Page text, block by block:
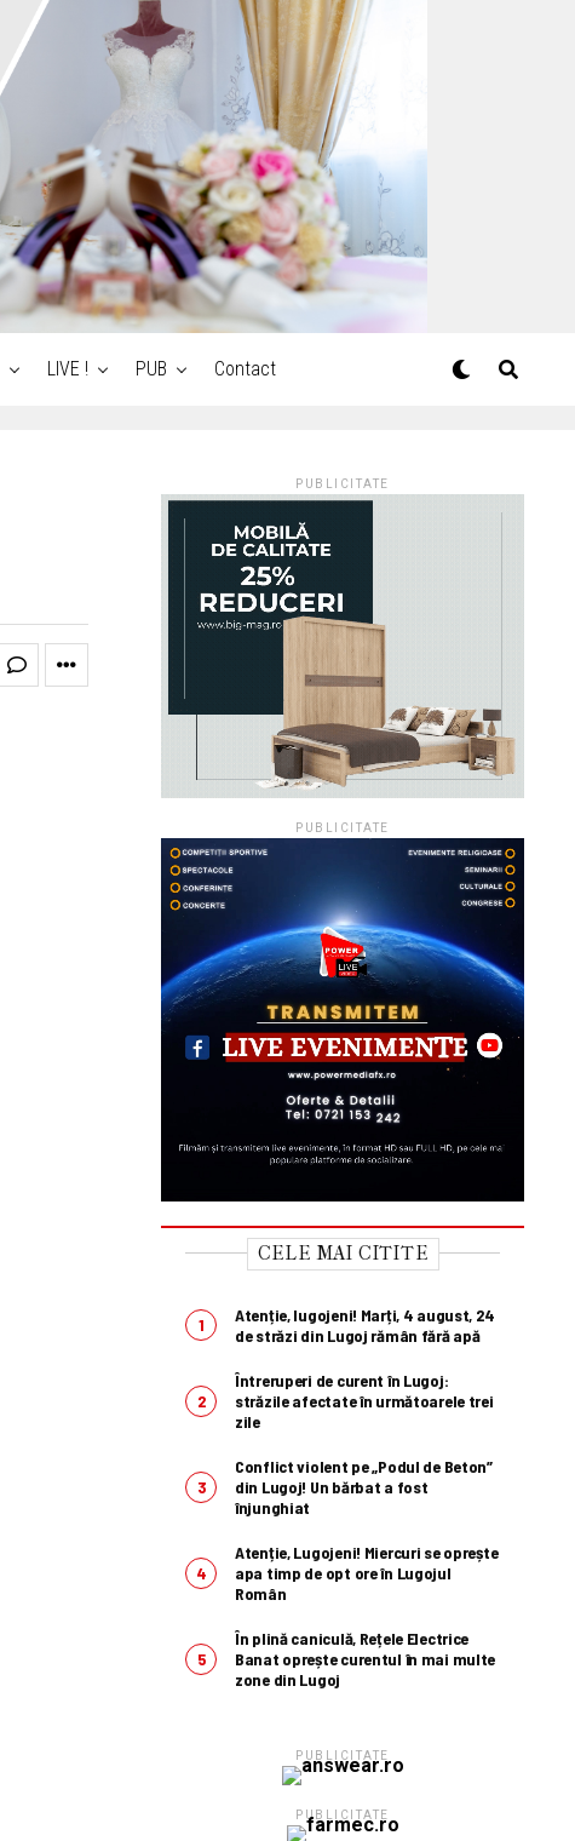
LIVE ! PUB Contact
PUBLICITATE
PUBLICITATE
CELE MAI CITITE
Atenție, lugojeni! Marți, 4 august, 24
de străzi din Lugoj rămân fără apă
Întreruperi de curent în Lugoj:
străzile afectate în următoarele trei
zile
Conflict violent pe „Podul de Beton”
din Lugoj! Un bărbat a fost
înjunghiat
Atenție, Lugojeni! Miercuri se oprește
apa timp de opt ore în Lugojul
Român
În plină caniculă, Rețele Electrice
Banat oprește curentul în mai multe
zone din Lugoj
PUBLICITATE
PUBLICITATE